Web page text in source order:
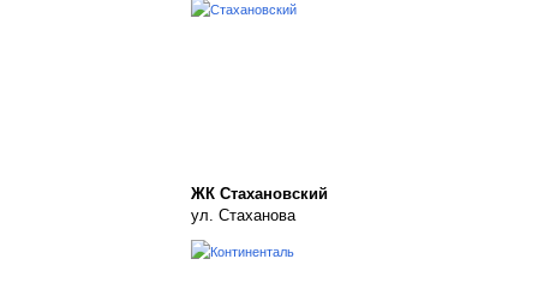
ЖК Стахановский
ул. Стаханова